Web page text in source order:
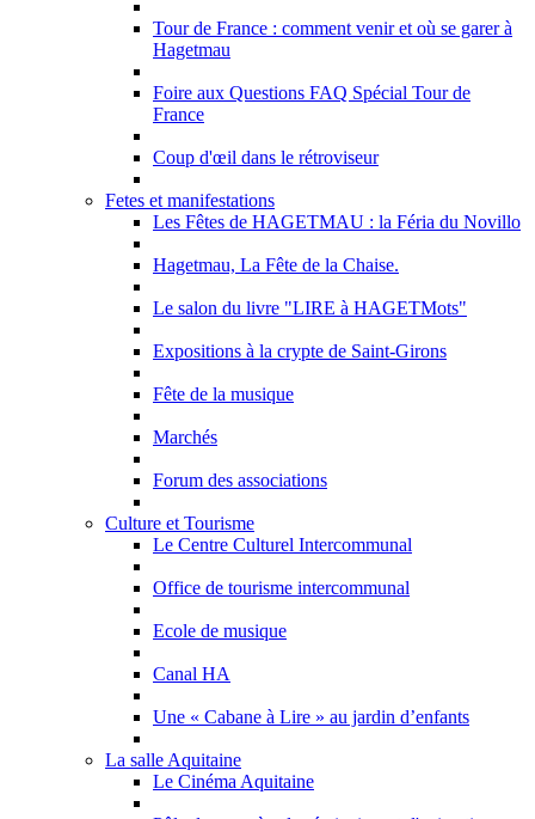
Tour de France : comment venir et où se garer à
Hagetmau
Foire aux Questions FAQ Spécial Tour de
France
Coup d'œil dans le rétroviseur
Fetes et manifestations
Les Fêtes de HAGETMAU : la Féria du Novillo
Hagetmau, La Fête de la Chaise.
Le salon du livre "LIRE à HAGETMots"
Expositions à la crypte de Saint-Girons
Fête de la musique
Marchés
Forum des associations
Culture et Tourisme
Le Centre Culturel Intercommunal
Office de tourisme intercommunal
Ecole de musique
Canal HA
Une « Cabane à Lire » au jardin d’enfants
La salle Aquitaine
Le Cinéma Aquitaine